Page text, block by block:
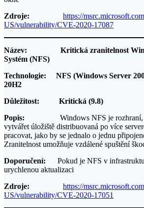
Zdroje:
https://
US/vulnerability/CVE-2020-17087
Název: Kritická zranitelnost
Systém (NFS)
Technologie: NFS (Windows Server
20H2
Důležitost: Kritická (9.8)
Popis:
Windows NFS je
vytvářet úložiště distribuovaná po více
pracovat, jako by se jednalo o jednu
Zranitelnost umožňuje vzdálené spuštění
Doporučení:
Pokud je NFS v
urychlenou aktualizaci
Zdroje:
https://
US/vulnerability/CVE-2020-17051